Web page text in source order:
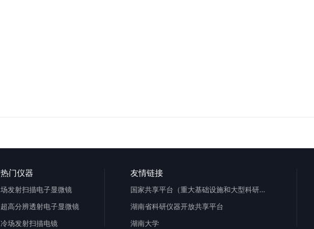
热门仪器
场发射扫描电子显微镜
超高分辨透射电子显微镜
冷场发射扫描电镜
友情链接
国家共享平台（重大基础设施和大型科研仪器）
湖南省科研仪器开放共享平台
湖南大学